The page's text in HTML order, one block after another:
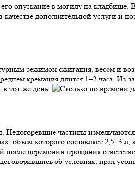
опускание в могилу на кладбище.
дополнительной услуги и
режимом сжигания, весом и
кремация длится 1–2 часа. Из-за
тот же день.
частицы
которого составляет 2,5–3 л, а
после церемонии прощания
об условиях, прах